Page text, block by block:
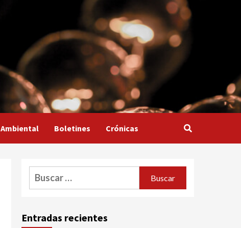
Ambiental Boletines Crónicas
Buscar:
Entradas recientes